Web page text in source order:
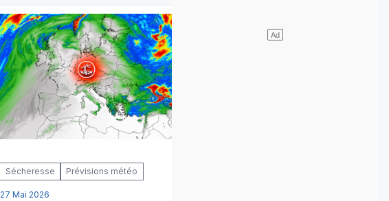
Sécheresse Prévisions météo
27 Mai 2026